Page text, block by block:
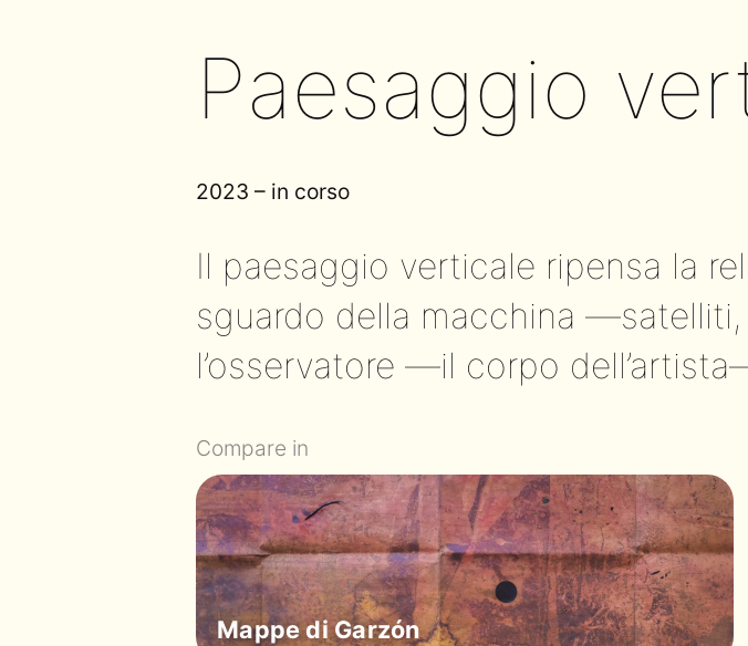
Paesaggio
2023 – in corso
Il paesaggio verticale ripensa la
sguardo della macchina
l’osservatore —il corpo
Compare in
Mappe di Garzón